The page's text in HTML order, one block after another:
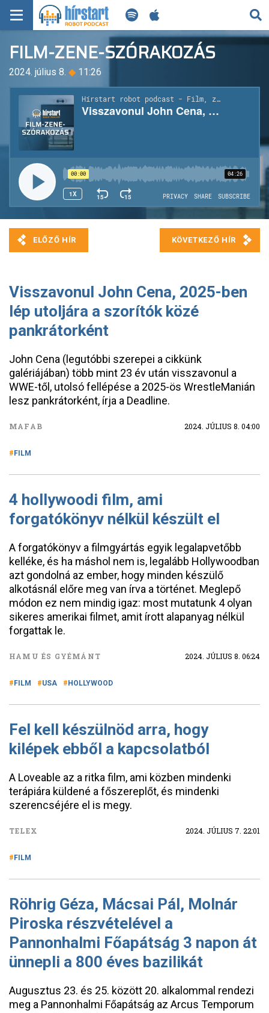
KERESÉS
KEZDŐLAP
FRISS HÍREK
TECH HÍREK
FILM-ZENE-SZÓRAKOZÁS
PLAYLIST
MI AZ A ROBOT PODCAST?
FILM-ZENE-SZÓRAKOZÁS
2024. július 8. ◆ 11:26
Visszavonul John Cena, 2025-ben
lép utoljára a szorítók közé
pankrátorként
John Cena (legutóbbi szerepei a cikkünk
galériájában) több mint 23 év után visszavonul a
WWE-től, utolsó fellépése a 2025-ös WrestleManián
lesz pankrátorként, írja a Deadline.
MAFAB 2024. JÚLIUS 8. 04:00
FILM
4 hollywoodi film, ami
forgatókönyv nélkül készült el
A forgatókönyv a filmgyártás egyik legalapvetőbb
kelléke, és ha máshol nem is, legalább Hollywoodban
azt gondolná az ember, hogy minden készülő
alkotásnál előre meg van írva a történet. Meglepő
módon ez nem mindig igaz: most mutatunk 4 olyan
sikeres amerikai filmet, amit írott alapanyag nélkül
forgattak le.
HAMU ÉS GYÉMÁNT 2024. JÚLIUS 8. 06:24
FILM USA HOLLYWOOD
Fel kell készülnöd arra, hogy
kilépek ebből a kapcsolatból
A Loveable az a ritka film, ami közben mindenki
terápiára küldené a főszereplőt, és mindenki
szerencséjére el is megy.
TELEX 2024. JÚLIUS 7. 22:01
FILM
Röhrig Géza, Mácsai Pál, Molnár
Piroska részvételével a
Pannonhalmi Főapátság 3 napon át
ünnepli a 800 éves bazilikát
Augusztus 23. és 25. között 20. alkalommal rendezi
meg a Pannonhalmi Főapátság az Arcus Temporum